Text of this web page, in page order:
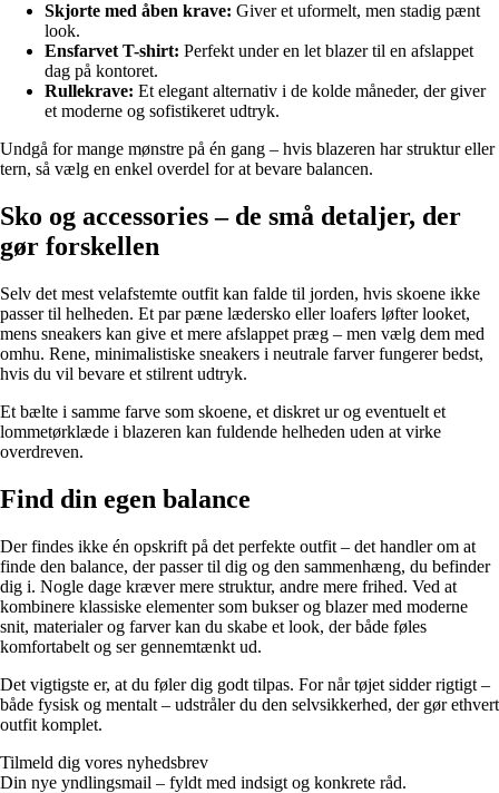
Skjorte med åben krave: Giver et uformelt, men stadig pænt
look.
Ensfarvet T-shirt: Perfekt under en let blazer til en afslappet
dag på kontoret.
Rullekrave: Et elegant alternativ i de kolde måneder, der giver
et moderne og sofistikeret udtryk.
Undgå for mange mønstre på én gang – hvis blazeren har struktur eller
tern, så vælg en enkel overdel for at bevare balancen.
Sko og accessories – de små detaljer, der
gør forskellen
Selv det mest velafstemte outfit kan falde til jorden, hvis skoene ikke
passer til helheden. Et par pæne lædersko eller loafers løfter looket,
mens sneakers kan give et mere afslappet præg – men vælg dem med
omhu. Rene, minimalistiske sneakers i neutrale farver fungerer bedst,
hvis du vil bevare et stilrent udtryk.
Et bælte i samme farve som skoene, et diskret ur og eventuelt et
lommetørklæde i blazeren kan fuldende helheden uden at virke
overdreven.
Find din egen balance
Der findes ikke én opskrift på det perfekte outfit – det handler om at
finde den balance, der passer til dig og den sammenhæng, du befinder
dig i. Nogle dage kræver mere struktur, andre mere frihed. Ved at
kombinere klassiske elementer som bukser og blazer med moderne
snit, materialer og farver kan du skabe et look, der både føles
komfortabelt og ser gennemtænkt ud.
Det vigtigste er, at du føler dig godt tilpas. For når tøjet sidder rigtigt –
både fysisk og mentalt – udstråler du den selvsikkerhed, der gør ethvert
outfit komplet.
Tilmeld dig vores nyhedsbrev
Din nye yndlingsmail – fyldt med indsigt og konkrete råd.